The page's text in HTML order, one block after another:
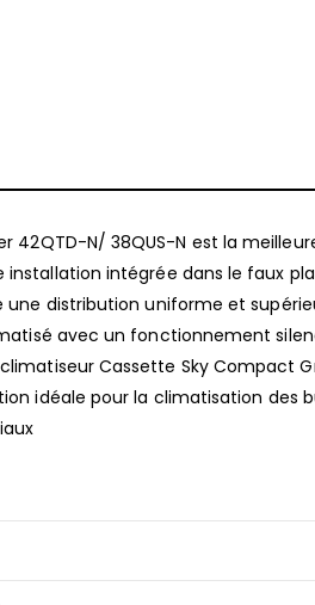
42QTD-N/ 38QUS-N est la
installation intégrée dans le faux
une distribution uniforme et
avec un fonctionnement
Cassette Sky Compact
idéale pour la climatisation des